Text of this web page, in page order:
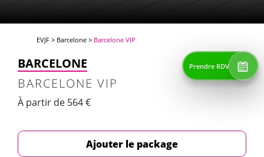
EVJF > Barcelone > Barcelone VIP
BARCELONE
BARCELONE VIP
À partir de 564 €
Ajouter le package
Prendre RDV